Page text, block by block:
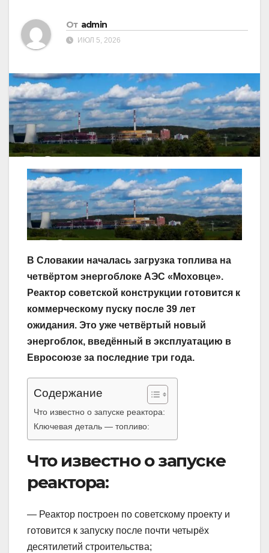
От admin
ИЮЛ 5, 2026
В Словакии началась загрузка топлива на
четвёртом энергоблоке АЭС «Моховце».
Реактор советской конструкции готовится к
коммерческому пуску после 39 лет
ожидания. Это уже четвёртый новый
энергоблок, введённый в эксплуатацию в
Евросоюзе за последние три года.
Содержание
Что известно о запуске реактора:
Ключевая деталь — топливо:
Что известно о запуске
реактора:
— Реактор построен по советскому проекту и
готовится к запуску после почти четырёх
десятилетий строительства;